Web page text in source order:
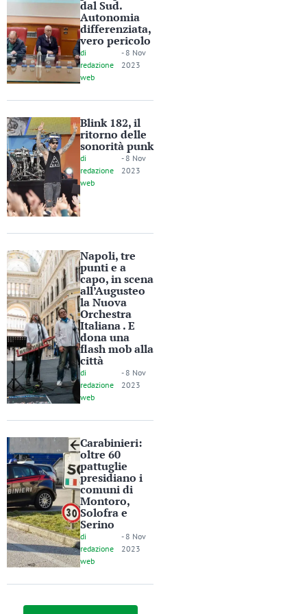
dal Sud.
Autonomia
differenziata,
vero pericolo
di
redazione
web
- 8 Nov
2023
Blink 182, il
ritorno delle
sonorità punk
di
redazione
web
- 8 Nov
2023
Napoli, tre
punti e a
capo, in scena
all’Augusteo
la Nuova
Orchestra
Italiana . E
dona una
flash mob alla
città
di
redazione
web
- 8 Nov
2023
Carabinieri:
oltre 60
pattuglie
presidiano i
comuni di
Montoro,
Solofra e
Serino
di
redazione
web
- 8 Nov
2023